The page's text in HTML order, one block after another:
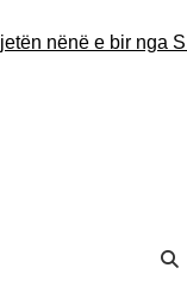
nënë e bir nga